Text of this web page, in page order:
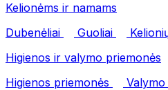
Kelionėms ir namams
Dubenėliai
Guoliai
Higienos ir valymo priemonės
Higienos priemonės